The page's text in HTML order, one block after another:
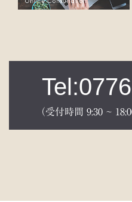
（受付時間 9:30 ~